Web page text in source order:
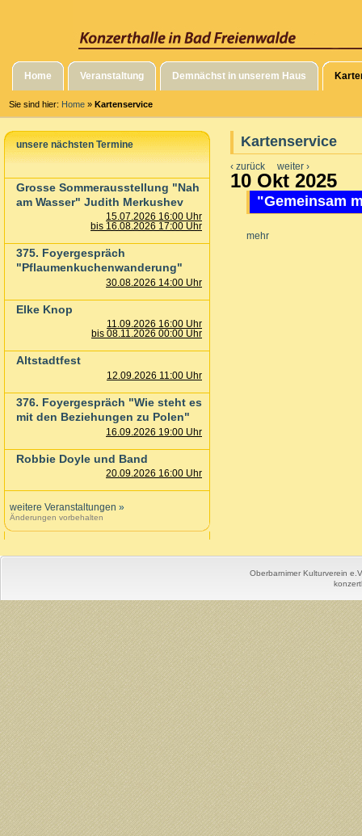
Home Veranstaltung Demnächst in unserem Haus
Sie sind hier: Home» Kartenservice
unsere nächsten Termine
Grosse Sommerausstellung "Nah
am Wasser" Judith Merkushev
15.07.2026 16:00 Uhr
bis 16.08.2026 17:00 Uhr
375. Foyergespräch
"Pflaumenkuchenwanderung"
30.08.2026 14:00 Uhr
Elke Knop
11.09.2026 16:00 Uhr
bis 08.11.2026 00:00 Uhr
Altstadtfest
12.09.2026 11:00 Uhr
376. Foyergespräch "Wie steht es
mit den Beziehungen zu Polen"
16.09.2026 19:00 Uhr
Robbie Doyle und Band
20.09.2026 16:00 Uhr
weitere Veranstaltungen »
Änderungen vorbehalten
Kartenservice
‹ zurück weiter ›
10 Okt 2025
"Gemeinsam
mehr
Oberbarnimer Kulturverein